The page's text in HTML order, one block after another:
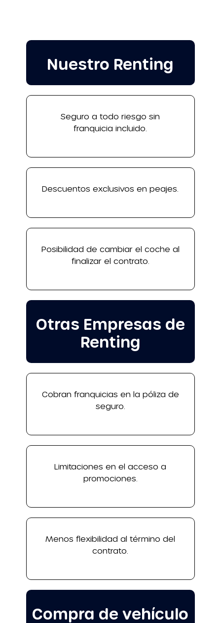
Nuestro Renting
Otras Empresas de
Renting
Compra de vehículo
Seguro a todo riesgo sin
franquicia incluido.
Cobran franquicias en la póliza de
seguro.
Descuentos exclusivos en peajes.
Limitaciones en el acceso a
promociones.
Posibilidad de cambiar el coche al
finalizar el contrato.
Menos flexibilidad al término del
contrato.